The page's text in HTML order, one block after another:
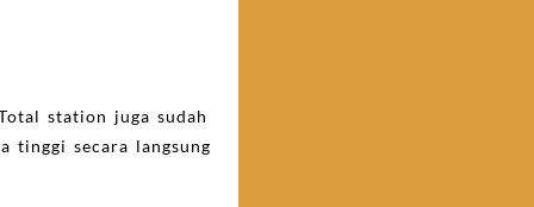
station juga sudah
tinggi secara langsung